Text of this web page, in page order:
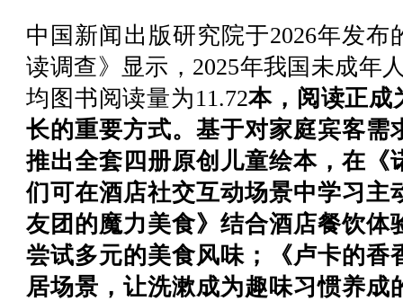
中国新闻出版研究院于2026年发
读调查》显示 ， 2025年我国未成年
均图书阅读量为11.72本，阅读正成
长的重要方式。基于对家庭宾客需
推出全套四册原创儿童绘本，在《
们可在酒店社交互动场景中学习主
友团的魔力美食》结合酒店餐饮体
尝试多元的美食风味；《卢卡的香
居场景，让洗漱成为趣味习惯养成